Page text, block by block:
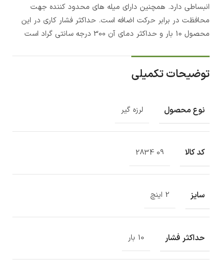
انبساطی دارد. همچنین دارای میله های محدود کننده جهت
محافظت در برابر حرکت اضافه است. حداکثر فشار کاری در این
محصول 10 بار و حداکثر دمای آن 300 درجه سانتی گراد است
توضیحات تکمیلی
نوع محصول لرزه گیر
کد کالا 09 2834
سایز 2 اینچ
حداکثر فشار 10 بار